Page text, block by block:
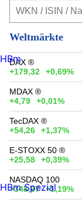
Weltmärkte
DAX ®
+179,32
+0,69%
MDAX ®
+4,79
+0,01%
TecDAX ®
+54,26
+1,37%
E-STOXX 50 ®
+25,58
+0,39%
NASDAQ 100
+348,97
+1,19%
HBm
HBm Spezial